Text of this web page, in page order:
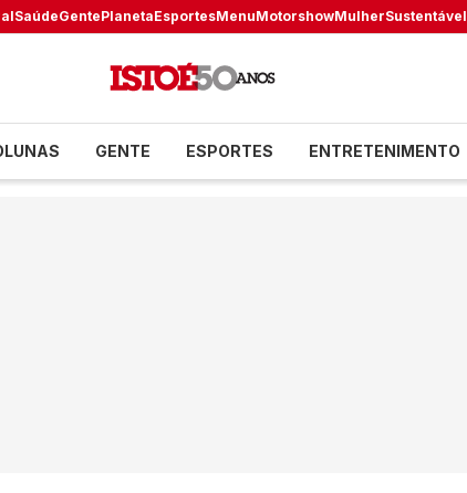
SaúdeGentePlanetaEsportesMenuMotorshowMulherSustentável
GENTE ESPORTES ENTRETENIMENTO